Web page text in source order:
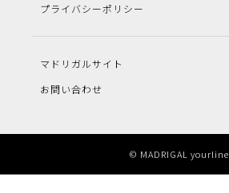
プライバシーポリシー
マドリガルサイト
お問い合わせ
© MADRIGAL yourline